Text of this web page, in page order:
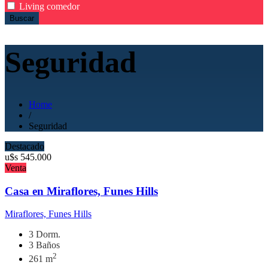
Living comedor
Buscar
Seguridad
Home
/
Seguridad
Destacado
u$s 545.000
Venta
Casa en Miraflores, Funes Hills
Miraflores, Funes Hills
3 Dorm.
3 Baños
261 m2